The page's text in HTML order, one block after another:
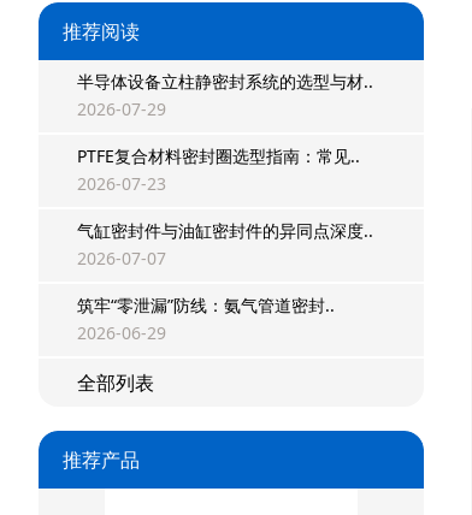
推荐阅读
半导体设备立柱静密封系统的选型与材..
2026-07-29
PTFE复合材料密封圈选型指南：常见..
2026-07-23
气缸密封件与油缸密封件的异同点深度..
2026-07-07
筑牢“零泄漏”防线：氨气管道密封..
2026-06-29
全部列表
推荐产品
方形组合封